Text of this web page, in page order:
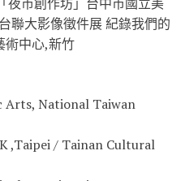
大影像徵件展 紀錄我們的
術中心,新竹
National Taiwan
,Taipei / Tainan Cultural